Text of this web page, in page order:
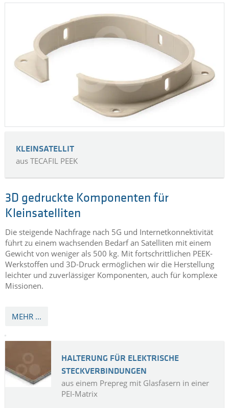
LED-Chips müssen auf Kühlkörpern aufgebracht werden –
diese bestehen oft aus Aluminium. Die Aluminium-
Kühlkörper können durch Kunststoff-Profile ersetzt werden,
welche das Gewicht reduzieren und die Life Cycle Costs
senken. Außerdem brauchen sie keinen Korrossionsschutz
und müssen nicht geerdet werden.
KLEINSATELLIT
aus TECAFIL PEEK
3D gedruckte Komponenten für
Kleinsatelliten
Die steigende Nachfrage nach 5G und Internetkonnektivität
führt zu einem wachsenden Bedarf an Satelliten mit einem
Gewicht von weniger als 500 kg. Mit fortschrittlichen PEEK-
Werkstoffen und 3D-Druck ermöglichen wir die Herstellung
leichter und zuverlässiger Komponenten, auch für komplexe